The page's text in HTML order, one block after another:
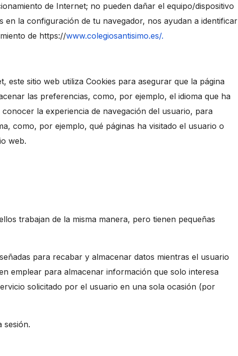
de Internet; no pueden dañar el equipo/dispositivo
en la configuración de tu navegador, nos ayudan a identificar
de https://www.colegiosantisimo.es/.
este sitio web utiliza Cookies para asegurar que la página
las preferencias, como, por ejemplo, el idioma que ha
la experiencia de navegación del usuario, para
como, por ejemplo, qué páginas ha visitado el usuario o
web.
trabajan de la misma manera, pero tienen pequeñas
para recabar y almacenar datos mientras el usuario
emplear para almacenar información que solo interesa
solicitado por el usuario en una sola ocasión (por
sesión.